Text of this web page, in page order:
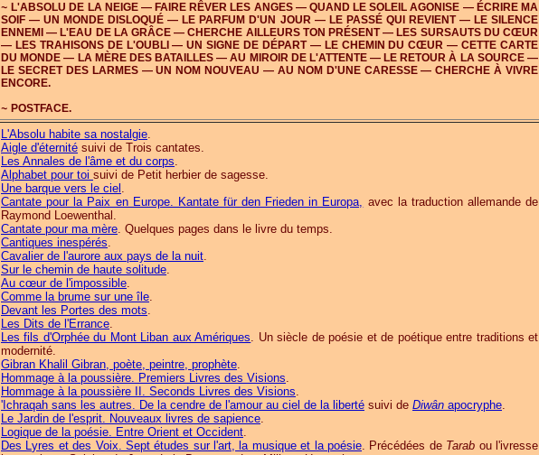
~ L'ABSOLU DE LA NEIGE — FAIRE RÊVER LES ANGES — QUAND LE SOLEIL AGONISE — ÉCRIRE MA
SOIF — UN MONDE DISLOQUÉ — LE PARFUM D'UN JOUR — LE PASSÉ QUI REVIENT — LE SILENCE
ENNEMI — L'EAU DE LA GRÂCE — CHERCHE AILLEURS TON PRÉSENT — LES SURSAUTS DU CŒUR
— LES TRAHISONS DE L'OUBLI — UN SIGNE DE DÉPART — LE CHEMIN DU CŒUR — CETTE CARTE
DU MONDE — LA MÈRE DES BATAILLES — AU MIROIR DE L'ATTENTE — LE RETOUR À LA SOURCE —
LE SECRET DES LARMES — UN NOM NOUVEAU — AU NOM D'UNE CARESSE — CHERCHE À VIVRE
ENCORE.
~ POSTFACE.
L'Absolu habite sa nostalgie.
Aigle d'éternité suivi de Trois cantates.
Les Annales de l'âme et du corps.
Alphabet pour toi suivi de Petit herbier de sagesse.
Une barque vers le ciel .
Cantate pour la Paix en Europe. Kantate für den Frieden in Europa, avec la traduction allemande de
Raymond Loewenthal.
Cantate pour ma mère. Quelques pages dans le livre du temps.
Cantiques inespérés.
Cavalier de l'aurore aux pays de la nuit.
Sur le chemin de haute solitude.
Au cœur de l'impossible.
Comme la brume sur une île.
Devant les Portes des mots.
Les Dits de l'Errance.
Les fils d'Orphée du Mont Liban aux Amériques. Un siècle de poésie et de poétique entre traditions et
modernité.
Gibran Khalil Gibran, poète, peintre, prophète.
Hommage à la poussière. Premiers Livres des Visions.
Hommage à la poussière II. Seconds Livres des Visions.
'Ichraqah sans les autres. De la cendre de l'amour au ciel de la liberté suivi de Diwân apocryphe.
Le Jardin de l'esprit. Nouveaux livres de sapience.
Logique de la poésie. Entre Orient et Occident.
Des Lyres et des Voix. Sept études sur l'art, la musique et la poésie. Précédées de Tarab ou l'ivresse